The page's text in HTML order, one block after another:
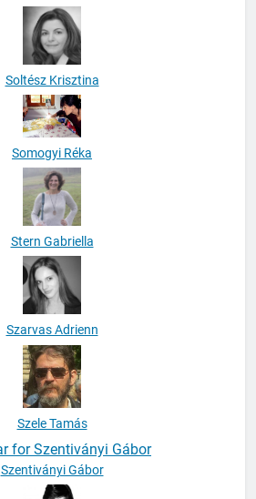
Soltész Krisztina
Somogyi Réka
Stern Gabriella
Szarvas Adrienn
Szele Tamás
Szentiványi Gábor